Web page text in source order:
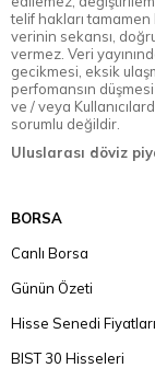
telif hakları tamamen
verinin sekansı,
vermez. Veri
gecikmesi, eksik
perfomansın
ve / veya
sorumlu değildir.
Uluslarası döviz
BORSA
Canlı Borsa
Günün Özeti
Hisse Senedi Fiyatları
BIST 30 Hisseleri